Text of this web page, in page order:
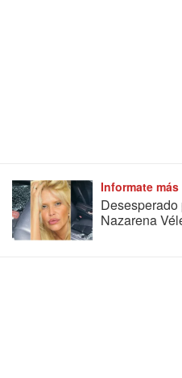
Informate más
Nazarena